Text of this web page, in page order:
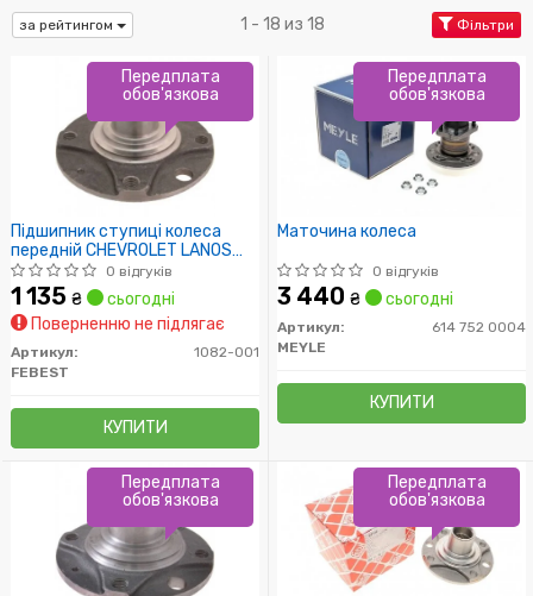
за рейтингом 1 - 18 из 18 Фільтри
Підшипник ступиці колеса
передній CHEVROLET LANOS
(T100) 1997-2002
0 відгуків
1 135 ₴
сьогодні
Поверненню не підлягає
Артикул:
1082-001
FEBEST
КУПИТИ
Передплата
обов'язкова
Маточина колеса
0 відгуків
3 440 ₴ сьогодні
Артикул:
614 752 0004
MEYLE
КУПИТИ
Передплата
обов'язкова
Передплата
обов'язкова
Передплата
обов'язкова